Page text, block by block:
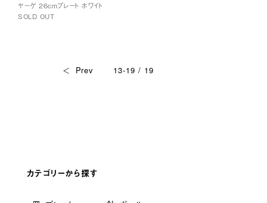
ヤーゲ 26cmプレート ホワイト
SOLD OUT
Prev 13-19 / 19
カテゴリーから探す